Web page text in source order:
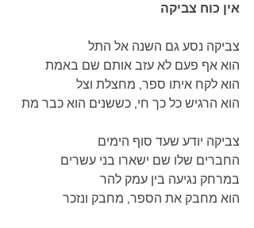
אין כוח צביקה
צביקה נסע גם השנה אל התל
הוא אף פעם לא עזב אותם שם באמת
הוא לקח איתו ספר, מחצלת וצל
הוא הרגיש כל כך חי, כששנים הוא כבר מת
צביקה יודע שעד סוף הימים
החברים שלו שם ישארו בני עשרים
במרחק נגיעה בין עמק להר
הוא מחבק את הספר, מחבק ונזכר